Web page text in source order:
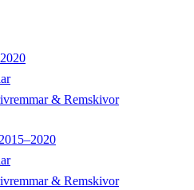
& Remskivor
& Remskivor